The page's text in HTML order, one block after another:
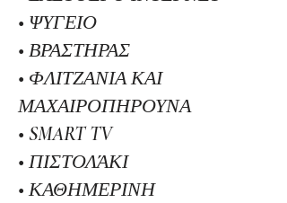
• ΨΥΓΕΙΟ
• ΒΡΑΣΤΗΡΑΣ
• ΦΛΙΤΖΑΝΙΑ ΚΑΙ
ΜΑΧΑΙΡΟΠΗΡΟΥΝΑ
• SMART TV
• ΠΙΣΤΟΛΆΚΙ
• ΚΑΘΗΜΕΡΙΝΗ